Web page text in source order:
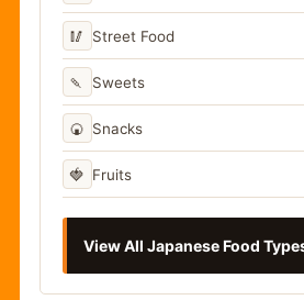
🥢 Street Food
🍡 Sweets
🍘 Snacks
🍓 Fruits
View All Japanese Food